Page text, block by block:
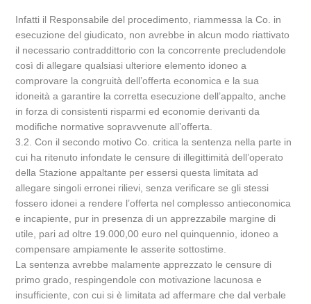
Infatti il Responsabile del procedimento, riammessa la Co. in
esecuzione del giudicato, non avrebbe in alcun modo riattivato
il necessario contraddittorio con la concorrente precludendole
così di allegare qualsiasi ulteriore elemento idoneo a
comprovare la congruità dell’offerta economica e la sua
idoneità a garantire la corretta esecuzione dell’appalto, anche
in forza di consistenti risparmi ed economie derivanti da
modifiche normative sopravvenute all’offerta.
3.2. Con il secondo motivo Co. critica la sentenza nella parte in
cui ha ritenuto infondate le censure di illegittimità dell’operato
della Stazione appaltante per essersi questa limitata ad
allegare singoli erronei rilievi, senza verificare se gli stessi
fossero idonei a rendere l’offerta nel complesso antieconomica
e incapiente, pur in presenza di un apprezzabile margine di
utile, pari ad oltre 19.000,00 euro nel quinquennio, idoneo a
compensare ampiamente le asserite sottostime.
La sentenza avrebbe malamente apprezzato le censure di
primo grado, respingendole con motivazione lacunosa e
insufficiente, con cui si è limitata ad affermare che dal verbale